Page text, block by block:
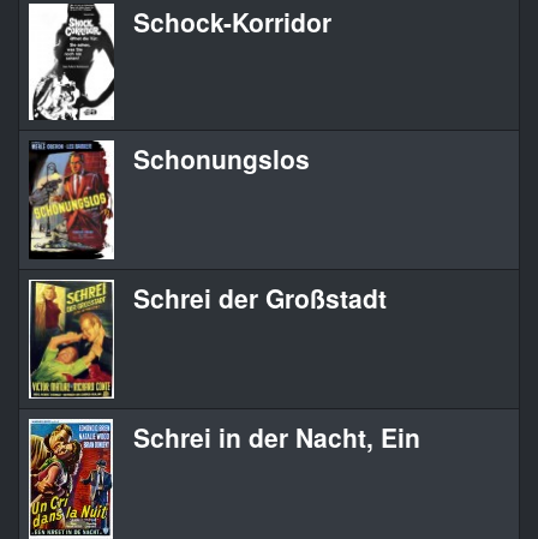
Schock-Korridor
Schonungslos
Schrei der Großstadt
Schrei in der Nacht, Ein